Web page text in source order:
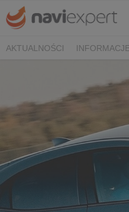
AKTUALNOŚCI